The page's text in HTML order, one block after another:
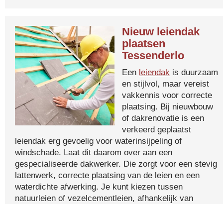
Nieuw leiendak
plaatsen
Tessenderlo
Een leiendak is duurzaam
en stijlvol, maar vereist
vakkennis voor correcte
plaatsing. Bij nieuwbouw
of dakrenovatie is een
verkeerd geplaatst
leiendak erg gevoelig voor waterinsijpeling of
windschade. Laat dit daarom over aan een
gespecialiseerde dakwerker. Die zorgt voor een stevig
lattenwerk, correcte plaatsing van de leien en een
waterdichte afwerking. Je kunt kiezen tussen
natuurleien of vezelcementleien, afhankelijk van